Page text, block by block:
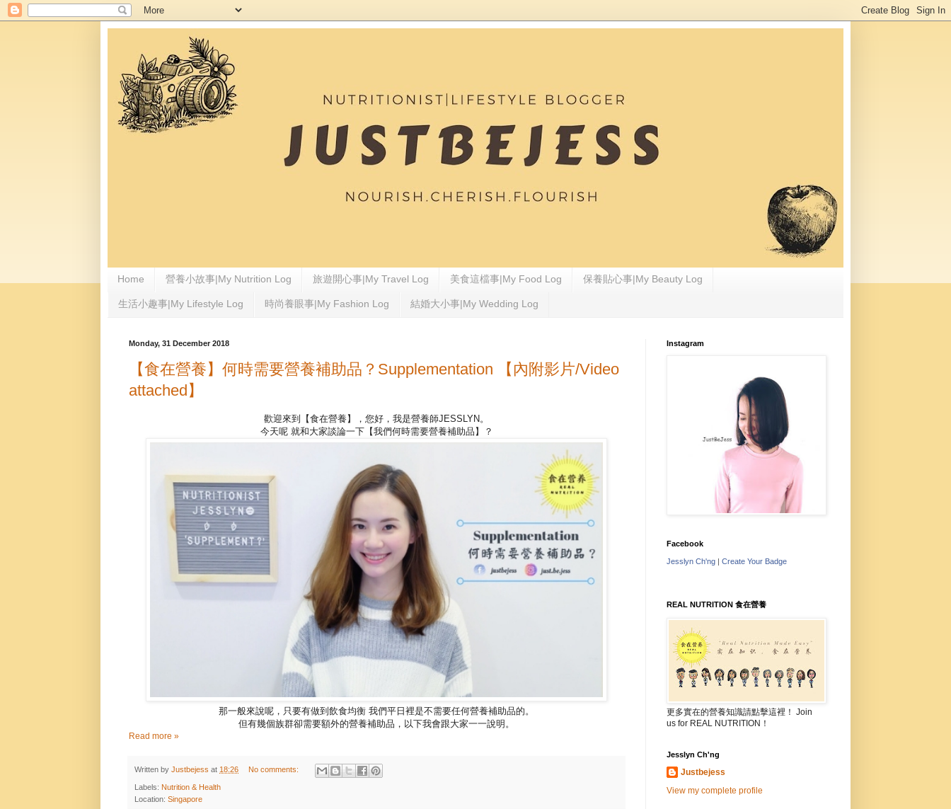
Home 營養小故事|My Nutrition Log 旅遊開心事|My Travel Log 美食這檔事|My Food Log 保養貼心事|My Beauty Log
生活小趣事|My Lifestyle Log 時尚養眼事|My Fashion Log 結婚大小事|My Wedding Log
Monday, 31 December 2018
【食在營養】何時需要營養補助品？Supplementation 【內附影片/Video
attached】
歡迎來到【食在營養】，您好，我是營養師JESSLYN。
今天呢 就和大家談論一下【我們何時需要營養補助品】？
那一般來說呢，只要有做到飲食均衡 我們平日裡是不需要任何營養補助品的。
但有幾個族群卻需要額外的營養補助品，以下我會跟大家一一說明。
Read more »
Written by Justbejess at 18:26 No comments:
Labels: Nutrition & Health
Location: Singapore
Instagram
Facebook
Jesslyn Ch'ng | Create Your Badge
REAL NUTRITION 食在營養
更多實在的營養知識請點擊這裡！ Join
us for REAL NUTRITION！
Jesslyn Ch'ng
Justbejess
View my complete profile